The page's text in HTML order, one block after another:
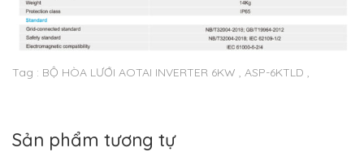
Tag : BỘ HÒA LƯỚI AOTAI INVERTER 6KW , ASP-6KTLD ,
Sản phẩm tương tự